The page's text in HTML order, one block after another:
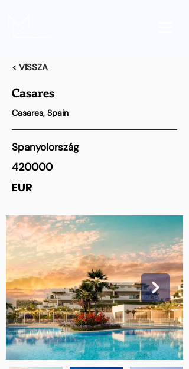
< VISSZA
Casares
Casares, Spain
Spanyolország
420000
EUR